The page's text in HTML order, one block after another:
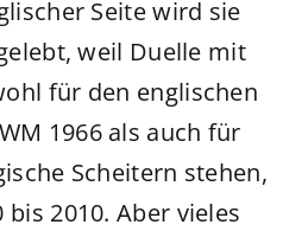
Seite wird sie
weil Duelle mit
für den englischen
1966 als auch für
Scheitern stehen,
2010. Aber vieles